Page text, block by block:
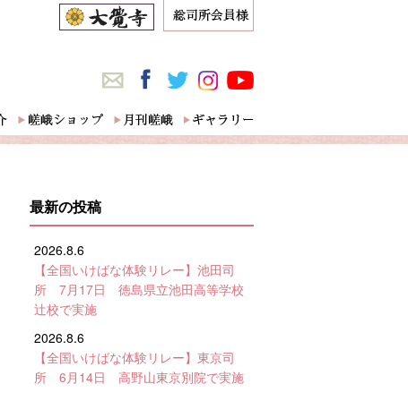
最新の投稿
2026.8.6
【全国いけばな体験リレー】池田司
所 7月17日 徳島県立池田高等学校
辻校で実施
2026.8.6
【全国いけばな体験リレー】東京司
所 6月14日 高野山東京別院で実施